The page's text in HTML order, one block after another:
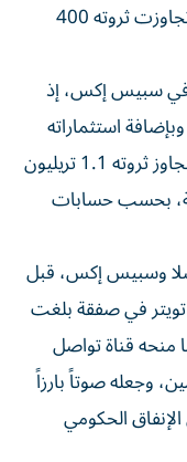
فقط، هو لاري إليسون مؤسس أوراكل، تجاوزت ثروته 400
في سبيس إكس، إذ
مليار دولار. وبإضافة استثماراته
في تسلا وباقي أصوله، من المتوقع أن تتجاوز ثروته 1.1 تريليون
بحسب حسابات
وسبيس إكس، قبل
في صفقة بلغت
​مليار دولار، في عام 2022، ما منحه قناة تواصل
وجعله صوتاً بارزاً
الحكومي